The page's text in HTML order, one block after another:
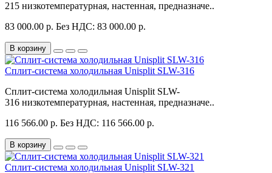
215 низкотемпературная, настенная, предназначе..
83 000.00 р. Без НДС: 83 000.00 р.
В корзину
Сплит-система холодильная Unisplit SLW-316
Сплит-система холодильная Unisplit SLW-
316 низкотемпературная, настенная, предназначе..
116 566.00 р. Без НДС: 116 566.00 р.
В корзину
Сплит-система холодильная Unisplit SLW-321